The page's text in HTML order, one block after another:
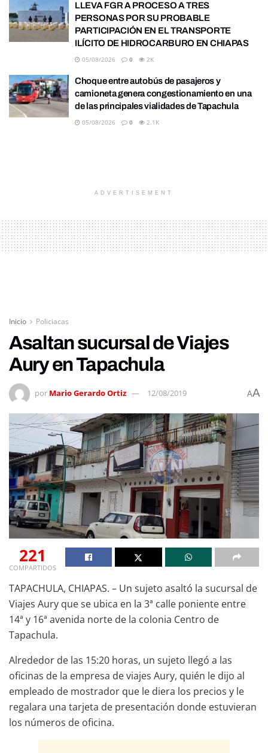
LLEVA FGR A PROCESO A TRES
PERSONAS POR SU PROBABLE
PARTICIPACIÓN EN EL TRANSPORTE
ILÍCITO DE HIDROCARBURO EN CHIAPAS
05/08/2026 0 2K
Choque entre autobús de pasajeros y
camioneta genera congestionamiento en una
de las principales vialidades de Tapachula
05/08/2026 0 2.1K
ADVERTISEMENT
Inicio Policiacas
Asaltan sucursal de Viajes
Aury en Tapachula
por Mario Gerardo Ortiz 12/08/2019 AA
221
COMPARTIDOS
TAPACHULA, CHIAPAS. – Un sujeto asaltó la sucursal de
Viajes Aury que se ubica en la 3ª calle poniente entre
14ª y 16ª avenida norte de la colonia Centro de
Tapachula.
Alrededor de las 15:20 horas, un sujeto llegó a las
oficinas de la empresa de viajes Aury, quién le dijo al
empleado de mostrador que le diera los precios y le
regalara una tarjeta de presentación donde estuvieran
los números de oficina.